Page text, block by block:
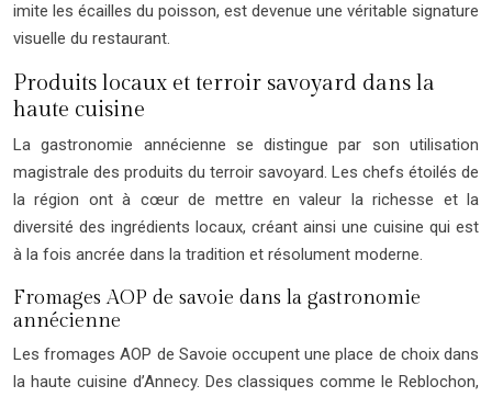
imite les écailles du poisson, est devenue une véritable signature
visuelle du restaurant.
Produits locaux et terroir savoyard dans la
haute cuisine
La gastronomie annécienne se distingue par son utilisation
magistrale des produits du terroir savoyard. Les chefs étoilés de
la région ont à cœur de mettre en valeur la richesse et la
diversité des ingrédients locaux, créant ainsi une cuisine qui est
à la fois ancrée dans la tradition et résolument moderne.
Fromages AOP de savoie dans la gastronomie
annécienne
Les fromages AOP de Savoie occupent une place de choix dans
la haute cuisine d’Annecy. Des classiques comme le Reblochon,